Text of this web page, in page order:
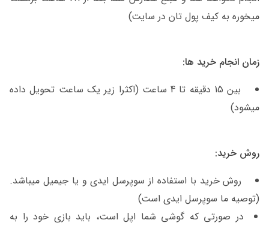
میخوره به کیف پول تان در سایت)
زمان انجام خرید ها:
بین 15 دقیقه تا 4 ساعت (اکثرا زیر یک ساعت تحویل داده
میشود)
روش خرید:
روش خرید با استفاده از سوپرسل ایدی و یا جیمیل میباشد.
(توصیه ما سوپرسل ایدی است)
در صورتی که گوشی شما اپل است، باید بازی خود را به